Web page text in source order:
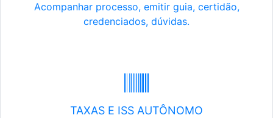
Acompanhar processo, emitir guia, certidão,
credenciados, dúvidas.
TAXAS E ISS AUTÔNOMO